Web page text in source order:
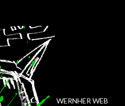
WERNHER WEB